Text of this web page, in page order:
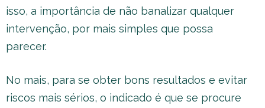
isso, a importância de não banalizar qualquer
intervenção, por mais simples que possa
parecer.
No mais, para se obter bons resultados e evitar
riscos mais sérios, o indicado é que se procure